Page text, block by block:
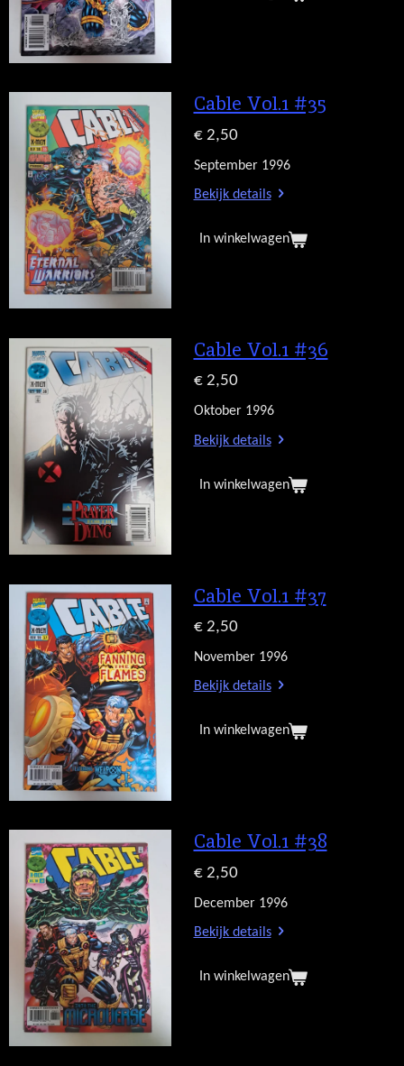
Cable Vol.1 #35
€ 2,50
September 1996
Bekijk details
In winkelwagen
Cable Vol.1 #36
€ 2,50
Oktober 1996
Bekijk details
In winkelwagen
Cable Vol.1 #37
€ 2,50
November 1996
Bekijk details
In winkelwagen
Cable Vol.1 #38
€ 2,50
December 1996
Bekijk details
In winkelwagen